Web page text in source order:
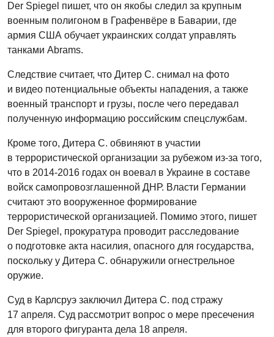
Der Spiegel пишет, что он якобы следил за крупным
военным полигоном в Графенвёре в Баварии, где
армия США обучает украинских солдат управлять
танками Abrams.
Следствие считает, что Дитер С. снимал на фото
и видео потенциальные объекты нападения, а также
военный транспорт и грузы, после чего передавал
полученную информацию российским спецслужбам.
Кроме того, Дитера С. обвиняют в участии
в террористической организации за рубежом из-за того,
что в 2014-2016 годах он воевал в Украине в составе
войск самопровозглашенной ДНР. Власти Германии
считают это вооруженное формирование
террористической организацией. Помимо этого, пишет
Der Spiegel, прокуратура проводит расследование
о подготовке акта насилия, опасного для государства,
поскольку у Дитера С. обнаружили огнестрельное
оружие.
Суд в Карлсруэ заключил Дитера С. под стражу
17 апреля. Суд рассмотрит вопрос о мере пресечения
для второго фигуранта дела 18 апреля.